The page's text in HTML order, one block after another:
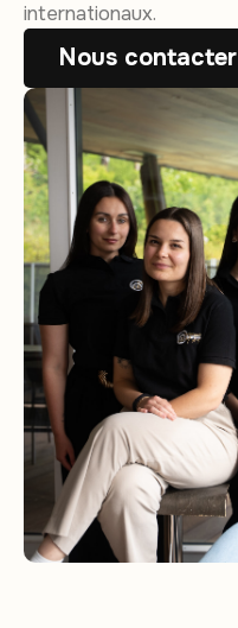
internationaux.
Nous contacter